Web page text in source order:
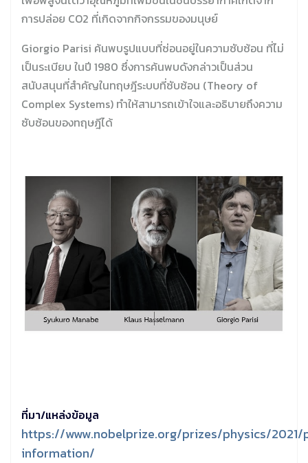
การปล่อย CO2 ที่เกิดจากกิจกรรมของมนุษย์
Giorgio Parisi ค้นพบรูปแบบที่ซ่อนอยู่ในความซับซ้อน ที่ไม่
เป็นระเบียบ ในปี 1980 ซึ่งการค้นพบดังกล่าวเป็นส่วน
สนับสนุนที่สำคัญในทฤษฎีระบบที่ซับซ้อน (Theory of
Complex Systems) ทำให้สามารถเข้าใจและอธิบายถึงความ
ซับซ้อนของทฤษฎีได้
ที่มา/แหล่งข้อมูล
https://www.nobelprize.org/prizes/physics/
information/